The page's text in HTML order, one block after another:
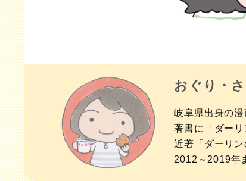
おぐり・
岐阜県出身の漫
著書に「ダー
近著「ダーリ
2012～2019年